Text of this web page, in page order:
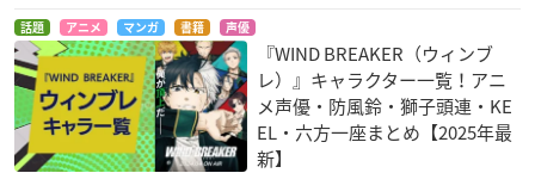
話題 アニメ マンガ 書籍 声優
『WIND BREAKER（ウィンブ
レ）』キャラクター一覧！アニ
メ声優・防風鈴・獅子頭連・KE
EL・六方一座まとめ【2025年最
新】